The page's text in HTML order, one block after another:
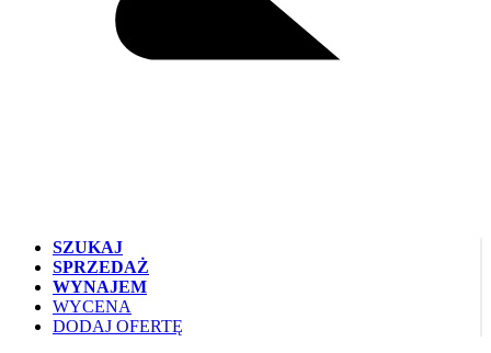
SZUKAJ
SPRZEDAŻ
WYNAJEM
WYCENA
DODAJ OFERTĘ